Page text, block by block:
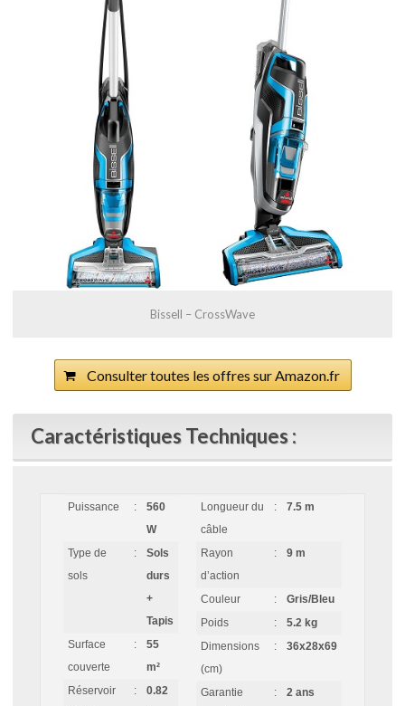
Bissell – CrossWave
Consulter toutes les offres sur Amazon.fr
Caractéristiques Techniques :
Puissance :
560
W
Type de
sols
:
Sols
durs
+
Tapis
Surface
couverte
:
55
m²
Réservoir
:
0.82
Longueur du
câble
: 7.5 m
Rayon
d’action
: 9 m
Couleur :
Gris/Bleu
Poids
:
5.2 kg
Dimensions
(cm)
: 36x28x69
Garantie
: 2 ans